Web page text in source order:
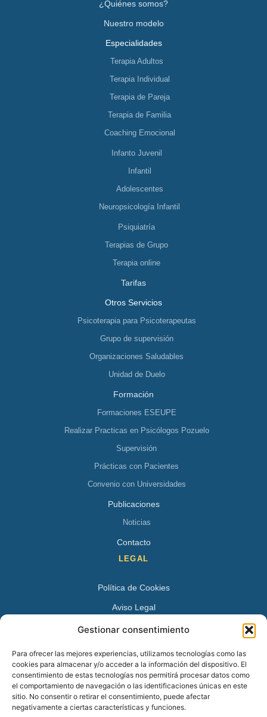
Gestionar consentimiento
Para ofrecer las mejores experiencias, utilizamos tecnologías como las
cookies para almacenar y/o acceder a la información del dispositivo. El
consentimiento de estas tecnologías nos permitirá procesar datos como
el comportamiento de navegación o las identificaciones únicas en este
sitio. No consentir o retirar el consentimiento, puede afectar
negativamente a ciertas características y funciones.
¿Quiénes somos?
Nuestro modelo
Especialidades
Terapia Adultos
Terapia Individual
Terapia de Pareja
Terapia de Familia
Coaching Emocional
Infanto Juvenil
Infantil
Adolescentes
Neuropsicología Infantil
Psiquiatría
Terapias de Grupo
Terapia online
Tarifas
Otros Servicios
Psicoterapia para Psicoterapeutas
Grupo de supervisión
Organizaciones Saludables
Unidad de Duelo
Formación
Formaciones ESEUPE
Realizar Practicas en Psicólogos Pozuelo
Supervisión
Prácticas con Pacientes
Convenio con Universidades
Publicaciones
Noticias
Contacto
LEGAL
Política de Cookies
Aviso Legal
Política de Privacidad
Avenida Juan XXIII 15 B 28224 – Pozuelo de Alarcón,
Madrid
Tel:+34 913527728